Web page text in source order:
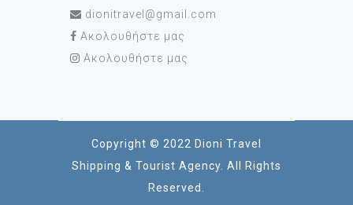
dionitravel@gmail.com
Ακολουθήστε μας
Ακολουθήστε μας
Copyright © 2022 Dioni Travel
Shipping & Tourist Agency. All Rights
Reserved.